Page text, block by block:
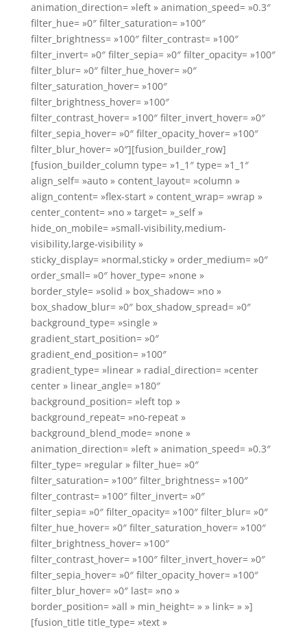
animation_direction= »left » animation_speed= »0.3″
filter_hue= »0″ filter_saturation= »100″
filter_brightness= »100″ filter_contrast= »100″
filter_invert= »0″ filter_sepia= »0″ filter_opacity= »100″
filter_blur= »0″ filter_hue_hover= »0″
filter_saturation_hover= »100″
filter_brightness_hover= »100″
filter_contrast_hover= »100″ filter_invert_hover= »0″
filter_sepia_hover= »0″ filter_opacity_hover= »100″
filter_blur_hover= »0″][fusion_builder_row]
[fusion_builder_column type= »1_1″ type= »1_1″
align_self= »auto » content_layout= »column »
align_content= »flex-start » content_wrap= »wrap »
center_content= »no » target= »_self »
hide_on_mobile= »small-visibility,medium-
visibility,large-visibility »
sticky_display= »normal,sticky » order_medium= »0″
order_small= »0″ hover_type= »none »
border_style= »solid » box_shadow= »no »
box_shadow_blur= »0″ box_shadow_spread= »0″
background_type= »single »
gradient_start_position= »0″
gradient_end_position= »100″
gradient_type= »linear » radial_direction= »center
center » linear_angle= »180″
background_position= »left top »
background_repeat= »no-repeat »
background_blend_mode= »none »
animation_direction= »left » animation_speed= »0.3″
filter_type= »regular » filter_hue= »0″
filter_saturation= »100″ filter_brightness= »100″
filter_contrast= »100″ filter_invert= »0″
filter_sepia= »0″ filter_opacity= »100″ filter_blur= »0″
filter_hue_hover= »0″ filter_saturation_hover= »100″
filter_brightness_hover= »100″
filter_contrast_hover= »100″ filter_invert_hover= »0″
filter_sepia_hover= »0″ filter_opacity_hover= »100″
filter_blur_hover= »0″ last= »no »
border_position= »all » min_height= » » link= » »]
[fusion_title title_type= »text »